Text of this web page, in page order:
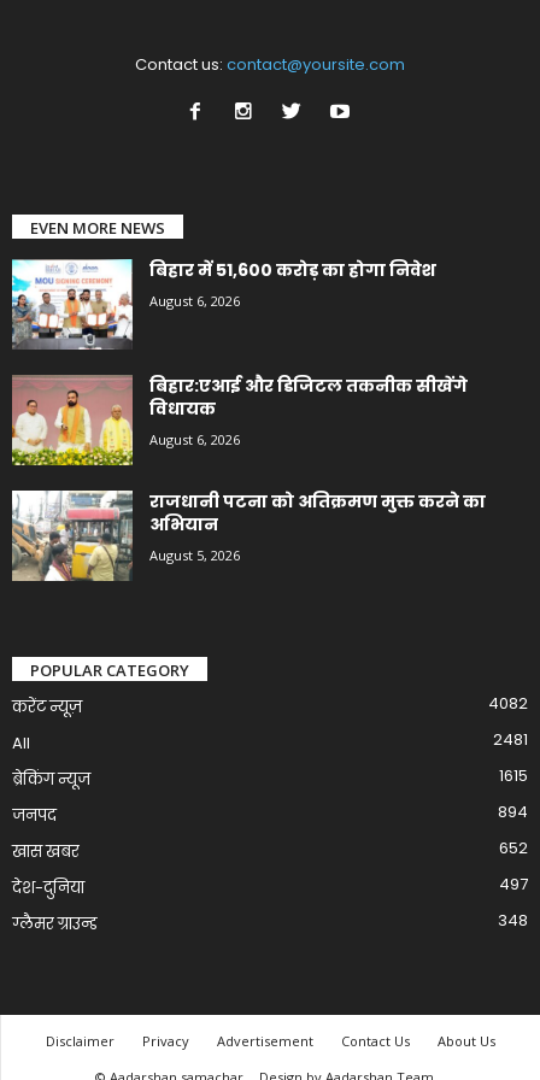
Contact us: contact@yoursite.com
EVEN MORE NEWS
बिहार में 51,600 करोड़ का होगा निवेश
August 6, 2026
बिहार:एआई और डिजिटल तकनीक सीखेंगे
विधायक
August 6, 2026
राजधानी पटना को अतिक्रमण मुक्त करने का
अभियान
August 5, 2026
POPULAR CATEGORY
करेंट न्यूज़
4082
All
2481
ब्रेकिंग न्यूज
1615
जनपद
894
खास खबर
652
देश-दुनिया
497
ग्लैमर ग्राउन्ड
348
Disclaimer Privacy Advertisement Contact Us
About Us